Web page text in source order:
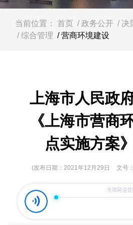
当前位置： 首页 / 政务公开 / 决
/ 综合管理 / 营商环境建设
上海市人民政
《上海市营商
点实施方案
(发布日期：2021年12月29日 文号